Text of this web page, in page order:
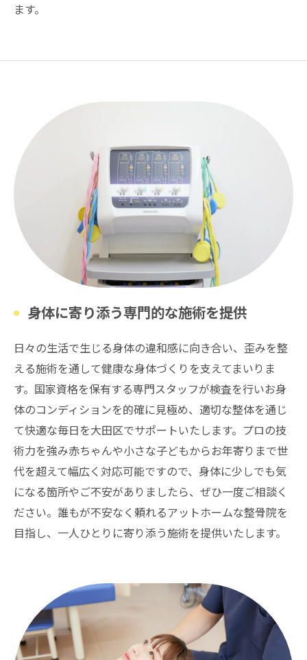
ます。
身体に寄り添う専門的な施術を提供
日々の生活で生じる身体の違和感に向き合い、歪みを整
える施術を通して健康な身体づくりを支えてまいりま
す。国家資格を保有する専門スタッフが検査を行いお身
体のコンディションを的確に見極め、適切な整体を通じ
て快適な毎日を大田区でサポートいたします。プロの技
術力を強み赤ちゃんや小さな子どもからお年寄りまで世
代を超えて幅広く対応可能ですので、身体に少しでも気
になる箇所やご不安がありましたら、ぜひ一度ご相談く
ださい。誰もが不安なく頼れるアットホームな整骨院を
目指し、一人ひとりに寄り添う施術を提供いたします。